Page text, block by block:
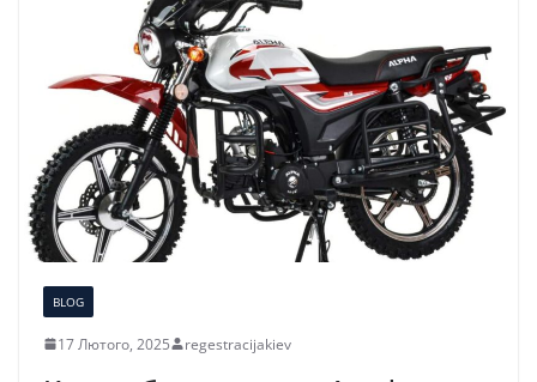
BLOG
17 Лютого, 2025 regestracijakiev